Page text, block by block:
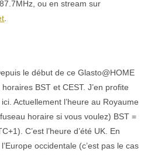
ou en stream sur
.
le début de ce Glasto@HOME
BST et CEST. J’en profite
Actuellement l’heure au Royaume
horaire si vous voulez) BST =
C’est l’heure d’été UK. En
occidentale (c’est pas le cas